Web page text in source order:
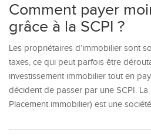
Comment payer
grâce à la SCPI ?
Les propriétaires d’immobilier sont
taxes, ce qui peut parfois être
investissement immobilier tout en
décident de passer par une SCPI. La
Placement immobilier) est une